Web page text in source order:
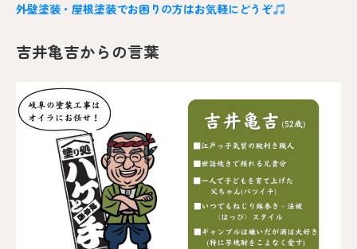
外壁塗装・屋根塗装でお困りの方はお気軽にどうぞ
吉井亀吉からの言葉